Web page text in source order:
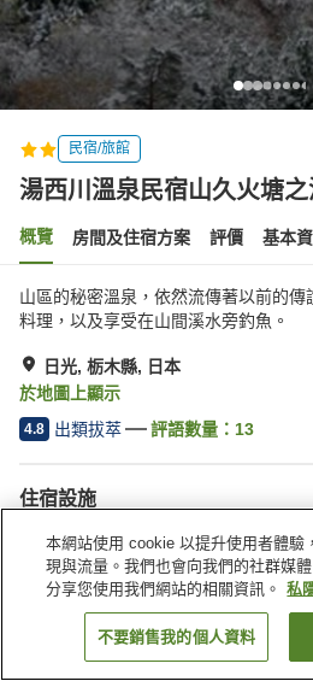
民宿/旅館
湯西川溫泉民宿山久火塘
概覽 房間及住宿方案 評價 基本
山區的秘密溫泉，依然流傳著以前的傳
料理，以及享受在山間溪水旁釣魚。
日光, 栃木縣, 日本
於地圖上顯示
4.8 出類拔萃 評語數量： 13
住宿設施
停車場 公
主頁 日本 栃木縣 日光 湯
找客房
本網站使用 cookie 以提升使用者體驗
現與流量。我們也會向我們的社群媒
分享您使用我們網站的相關資訊。
私
不要銷售我的個人資料